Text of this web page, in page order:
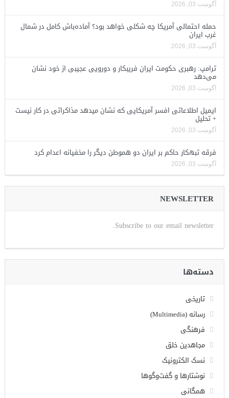
آگوست 03, 2026
حمله احتمالی آمریکا چه شکلی خواهد بود؟ آماده‌باش کامل در شمال
غرب ایران
آگوست 03, 2026
ترامپ: رهبری حکومت ایران فریبکار و دورویی عجیبی از خود نشان
می‌دهد
آگوست 03, 2026
ایمیل اطلاعاتی افسر آمریکایی که نشان میدهد مذاکراتی در کار نیست
+ تحلیل
آگوست 03, 2026
فرقه تبهکار حاکم بر ایران دو هموطن دیگر را مخفیانه اعدام کرد
آگوست 03, 2026
NEWSLETTER
Subscribe to our email newsletter.
دسته‌ها
تاریخی
رسانه (Multimedia)
فرهنگی
مجاهدین خلق
نسک الکترونیک
نوشتارها و گفت‌وگوها
همگانی